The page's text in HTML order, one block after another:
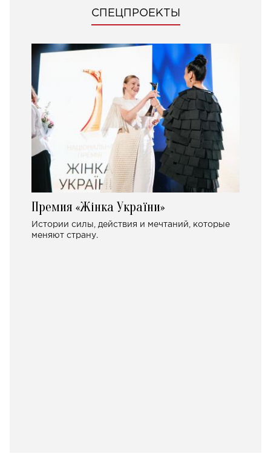
СПЕЦПРОЕКТЫ
Премия «Жінка України»
Истории силы, действия и мечтаний, которые
меняют страну.